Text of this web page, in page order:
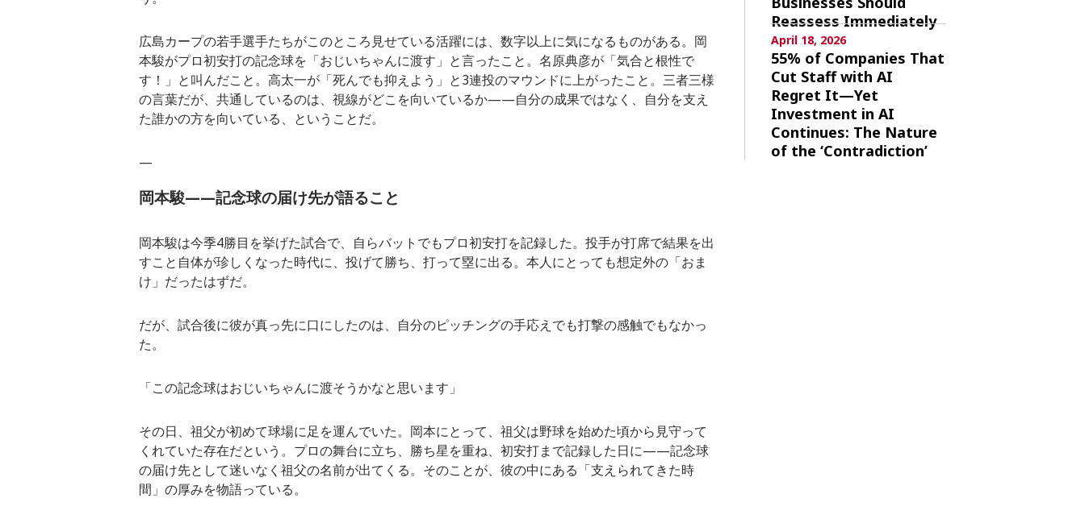
広島カープの若手選手たちがこのところ見せている活躍には、数字以上に気になるものがある。岡
本駿がプロ初安打の記念球を「おじいちゃんに渡す」と言ったこと。名原典彦が「気合と根性で
す！」と叫んだこと。高太一が「死んでも抑えよう」と3連投のマウンドに上がったこと。三者三様
の言葉だが、共通しているのは、視線がどこを向いているか——自分の成果ではなく、自分を支え
た誰かの方を向いている、ということだ。
—
岡本駿——記念球の届け先が語ること
岡本駿は今季4勝目を挙げた試合で、自らバットでもプロ初安打を記録した。投手が打席で結果を出
すこと自体が珍しくなった時代に、投げて勝ち、打って塁に出る。本人にとっても想定外の「おま
け」だったはずだ。
だが、試合後に彼が真っ先に口にしたのは、自分のピッチングの手応えでも打撃の感触でもなかっ
た。
「この記念球はおじいちゃんに渡そうかなと思います」
その日、祖父が初めて球場に足を運んでいた。岡本にとって、祖父は野球を始めた頃から見守って
くれていた存在だという。プロの舞台に立ち、勝ち星を重ね、初安打まで記録した日に——記念球
の届け先として迷いなく祖父の名前が出てくる。そのことが、彼の中にある「支えられてきた時
間」の厚みを物語っている。
Reassess Immediately
April 18, 2026
55% of Companies That
Cut Staff with AI
Regret It—Yet
Investment in AI
Continues: The Nature
of the ‘Contradiction’